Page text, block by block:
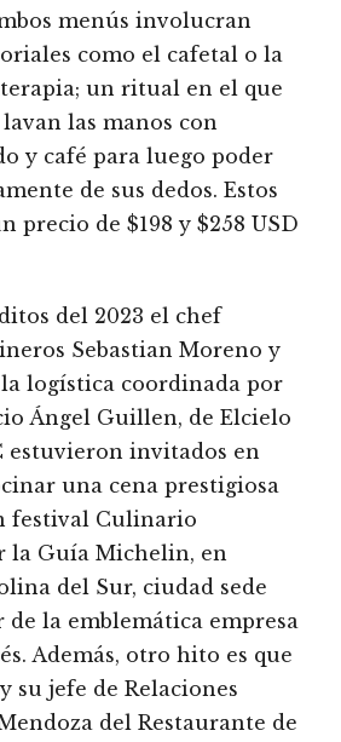
menús involucran
como el cafetal o la
un ritual en el que
las manos con
y café para luego poder
de sus dedos. Estos
precio de $198 y $258 USD
del 2023 el chef
Sebastian Moreno y
logística coordinada por
Ángel Guillen, de Elcielo
estuvieron invitados en
una cena prestigiosa
festival Culinario
la Guía Michelin, en
del Sur, ciudad sede
la emblemática empresa
Además, otro hito es que
su jefe de Relaciones
del Restaurante de